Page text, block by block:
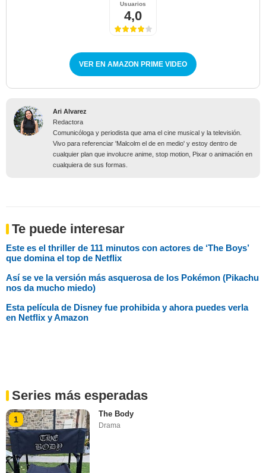
Usuarios
4,0
VER EN AMAZON PRIME VIDEO
Ari Alvarez
Redactora
Comunicóloga y periodista que ama el cine musical y la televisión.
Vivo para referenciar 'Malcolm el de en medio' y estoy dentro de
cualquier plan que involucre anime, stop motion, Pixar o animación en
cualquiera de sus formas.
Te puede interesar
Este es el thriller de 111 minutos con actores de ‘The Boys’
que domina el top de Netflix
Así se ve la versión más asquerosa de los Pokémon (Pikachu
nos da mucho miedo)
Esta película de Disney fue prohibida y ahora puedes verla
en Netflix y Amazon
Series más esperadas
1
The Body
Drama